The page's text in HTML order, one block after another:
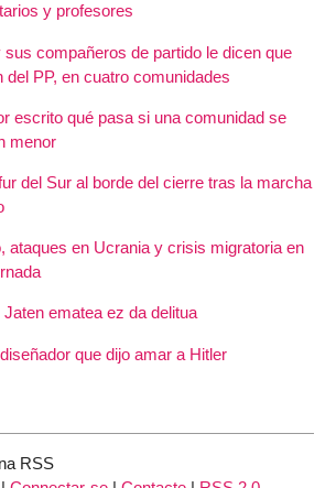
y profesores
compañeros de partido le dicen que
del PP, en cuatro comunidades
escrito qué pasa si una comunidad se
menor
del Sur al borde del cierre tras la marcha
ataques en Ucrania y crisis migratoria en
ematea ez da delitua
que dijo amar a Hitler
RSS